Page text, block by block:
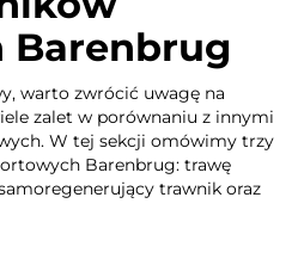
Barenbrug
warto zwrócić uwagę na
zalet w porównaniu z innymi
W tej sekcji omówimy trzy
Barenbrug: trawę
trawnik oraz